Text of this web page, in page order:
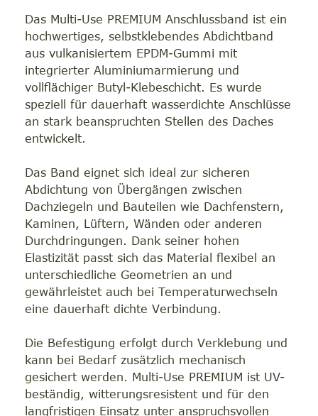
Das Multi-Use PREMIUM Anschlussband ist ein
hochwertiges, selbstklebendes Abdichtband
aus vulkanisiertem EPDM-Gummi mit
integrierter Aluminiumarmierung und
vollflächiger Butyl-Klebeschicht. Es wurde
speziell für dauerhaft wasserdichte Anschlüsse
an stark beanspruchten Stellen des Daches
entwickelt.
Das Band eignet sich ideal zur sicheren
Abdichtung von Übergängen zwischen
Dachziegeln und Bauteilen wie Dachfenstern,
Kaminen, Lüftern, Wänden oder anderen
Durchdringungen. Dank seiner hohen
Elastizität passt sich das Material flexibel an
unterschiedliche Geometrien an und
gewährleistet auch bei Temperaturwechseln
eine dauerhaft dichte Verbindung.
Die Befestigung erfolgt durch Verklebung und
kann bei Bedarf zusätzlich mechanisch
gesichert werden. Multi-Use PREMIUM ist UV-
beständig, witterungsresistent und für den
langfristigen Einsatz unter anspruchsvollen